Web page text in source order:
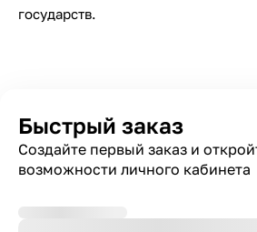
государств.
Быстрый заказ
Создайте первый заказ и
возможности личного кабинета